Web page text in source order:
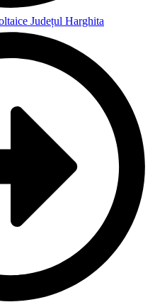
Județul Harghita